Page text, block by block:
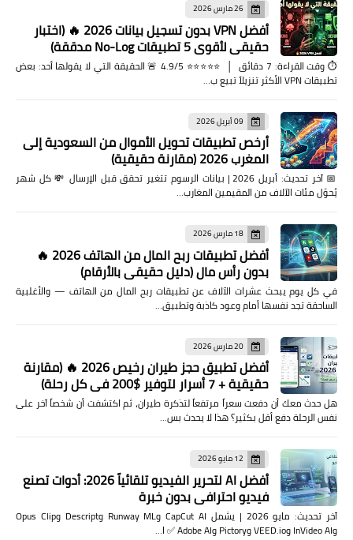
26 مارس 2026
أفضل VPN بدون تسجيل بيانات 2026 🔥 (اختبار
حقيقي لأقوى 5 تطبيقات No-Log مدققة)
⏱️ وقت القراءة: 7 دقائق │ ⭐⭐⭐⭐⭐ 4.9/5 🚨 الحقيقة التي لا يقولها أحد: بعض
تطبيقات VPN الأكثر تنزيلاً تبيع ب…
09 أبريل 2026
أرخص تطبيقات تحويل الأموال من السعودية إلى
المغرب 2026 (مقارنة حقيقية)
📅 آخر تحديث: أبريل 2026 | بيانات الرسوم تتغير تحقق قبل الإرسال 💸 كل شهر
يُحوّل مئات الآلاف من المقيمين المغارب…
18 مارس 2026
أفضل تطبيقات ربح المال من الهاتف 2026 🔥
بدون رأس مال (دليل حقيقي بالأرقام)
في كل يوم يبحث عشرات الآلاف عن تطبيقات ربح المال من الهاتف — والأغلبية
الساحقة تجد نفسها أمام وعود كاذبة وتطبيق…
20 مارس 2026
أفضل تطبيق حجز طيران رخيص 2026 🔥 (مقارنة
حقيقية + 7 أسرار لتوفير $200 في كل رحلة)
هل حدث معك أن دفعت سعراً مرتفعاً لتذكرة طيران، ثم اكتشفت أن شخصاً آخر على
نفس الرحلة دفع أقل بكثير؟ هذا لا يحدث بس…
12 مايو 2026
أفضل AI لتحرير الفيديو تلقائياً 2026: أدوات تصنع
فيديو احترافي بدون خبرة
آخر تحديث: مايو 2026 | يشمل CapCut AI وRunway ML وDescript وOpus Clip
وInVideo AI وVEED.io وPictory وAdobe AI ✅ ا…